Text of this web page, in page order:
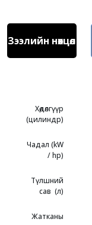
Зээлийн нөхцөл
Хөдөлгүүр
(цилиндр)
Чадал (kW
/ hp)
Түлшний
сав (л)
Жатканы